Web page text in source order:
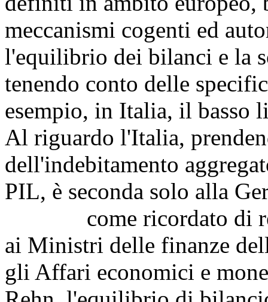
meccanismi cogenti ed
l'equilibrio dei bilanci e la
tenendo conto delle
esempio, in Italia, il basso
Al riguardo l'Italia,
dell'indebitamento
PIL, è seconda solo alla
come ricordato di
ai Ministri delle finanze
gli Affari economici e